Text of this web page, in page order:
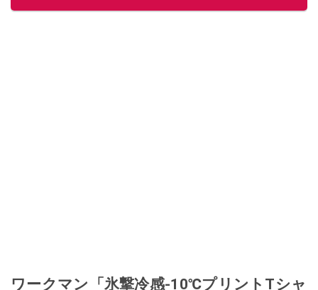
ワークマン「氷撃冷感-10℃プリントTシャ